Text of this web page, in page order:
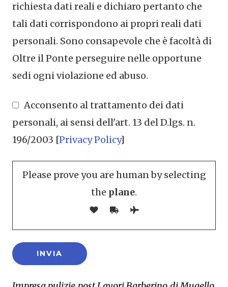
richiesta dati reali e dichiaro pertanto che
tali dati corrispondono ai propri reali dati
personali. Sono consapevole che è facoltà di
Oltre il Ponte perseguire nelle opportune
sedi ogni violazione ed abuso.
Acconsento al trattamento dei dati
personali, ai sensi dell'art. 13 del D.lgs. n.
196/2003 [Privacy Policy]
Please prove you are human by selecting
the plane.